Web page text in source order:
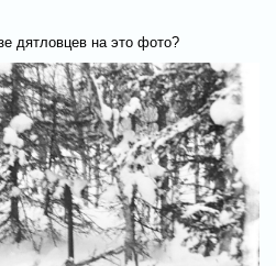
дятловцев на это фото?